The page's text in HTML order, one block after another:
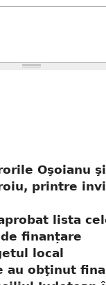
Oşoianu
printre
lista
finanțare
local
au obţinut